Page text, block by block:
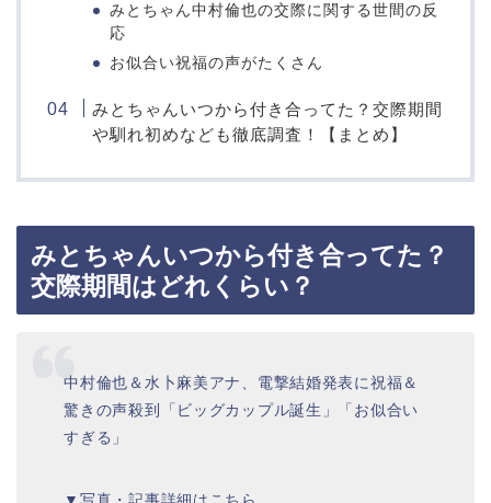
みとちゃん中村倫也の交際に関する世間の反
応
お似合い祝福の声がたくさん
みとちゃんいつから付き合ってた？交際期間
や馴れ初めなども徹底調査！【まとめ】
みとちゃんいつから付き合ってた？
交際期間はどれくらい？
中村倫也＆水卜麻美アナ、電撃結婚発表に祝福＆
驚きの声殺到「ビッグカップル誕生」「お似合い
すぎる」